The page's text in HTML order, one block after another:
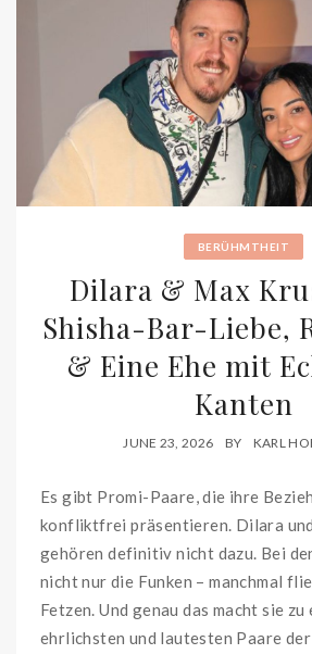
BERÜHMTHEIT
Dilara & Max
Shisha-Bar-Liebe,
& Eine Ehe mit
Kanten
JUNE 23, 2026 BY KARL
Es gibt Promi-Paare, die ihre
konfliktfrei präsentieren. Dilara
gehören definitiv nicht dazu. Bei
nicht nur die Funken – manchmal
Fetzen. Und genau das macht sie zu
ehrlichsten und lautesten Paare